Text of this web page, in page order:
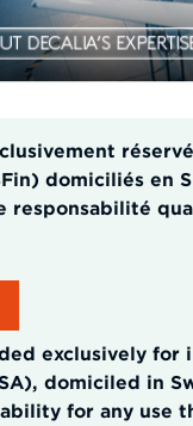
domiciliés en
responsabilité
exclusively
domiciled in
for any